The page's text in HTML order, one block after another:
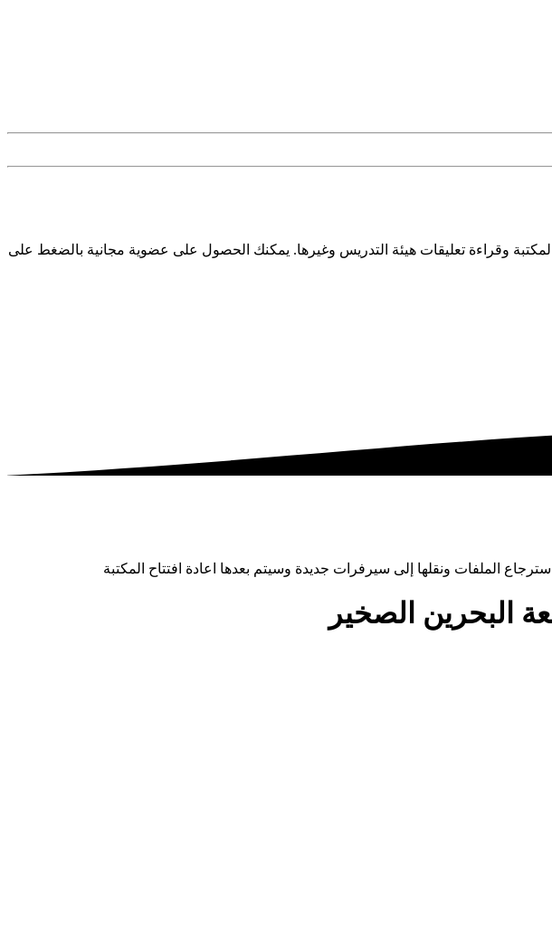
وقراءة تعليقات هيئة التدريس وغيرها. يمكنك الحصول على عضوية مجانية بالضغط على
الملفات ونقلها إلى سيرفرات جديدة وسيتم بعدها اعادة افتتاح المكتبة
البحرين الصخير